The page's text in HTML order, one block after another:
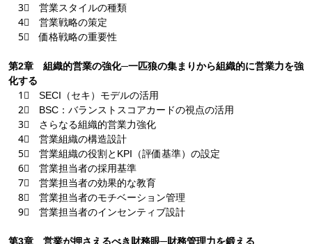
3⃣ 営業スタイルの種類
4⃣ 営業戦略の策定
5⃣ 価格戦略の重要性
第2章 組織的営業の強化─一匹狼の集まりから組織的に営業力を強
化する
1⃣ SECI（セキ）モデルの活用
2⃣ BSC：バランストスコアカードの視点の活用
3⃣ さらなる組織的営業力強化
4⃣ 営業組織の構造設計
5⃣ 営業組織の役割とKPI（評価基準）の設定
6⃣ 営業担当者の採用基準
7⃣ 営業担当者の効果的な教育
8⃣ 営業担当者のモチベーション管理
9⃣ 営業担当者のインセンティブ設計
第3章 営業が押さえるべき財務眼─財務管理力を鍛える